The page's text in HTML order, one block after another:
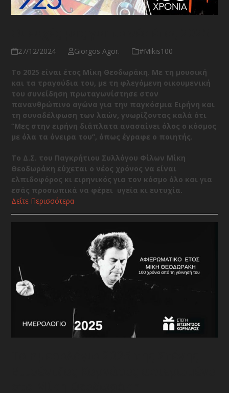
27/12/2024 Giorgos Agor. #Μikis100
Το 2025 είναι έτος Μίκη Θεοδωράκη. Με τη μουσική
και τα τραγούδια του, με τη φλεγόμενη οικουμενική
του συνείδηση πρωταγωνίστησε στον
πανανθρώπινο αγώνα για την παγκόσμια Ειρήνη και
τη συναδέλφωση των λαών, γνωρίζοντας καλά ότι
“Μες στην ειρήνη διάπλατα ανασαίνει όλος ο κόσμος
με όλα τα όνειρα του”, όπως έγραφε ο ποιητής.
Το Δ.Σ. του Παγκρήτιου Συλλόγου Φίλων Μίκη
Θεοδωράκη εύχεται ο νέος χρόνος να είναι
ελπιδοφόρος κι ειρηνικός για τον κόσμο όλο και για
εσάς προσωπικά να φέρει υγεία κι ευτυχία.
Δείτε Περισσότερα